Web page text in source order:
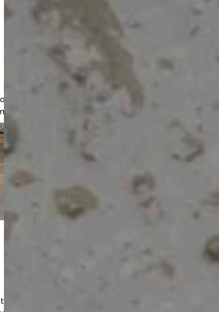
yritysasiakkaita sekä olemme
hankeissa.
pinnoitukset ja korjaukset myös